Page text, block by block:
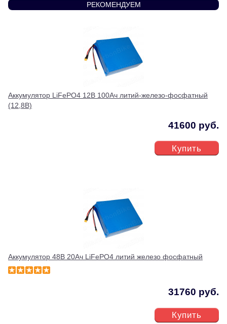
РЕКОМЕНДУЕМ
Аккумулятор LiFePO4 12В 100Ач литий-железо-фосфатный
(12,8В)
41600 руб.
Купить
Аккумулятор 48В 20Ач LiFePO4 литий железо фосфатный
31760 руб.
Купить